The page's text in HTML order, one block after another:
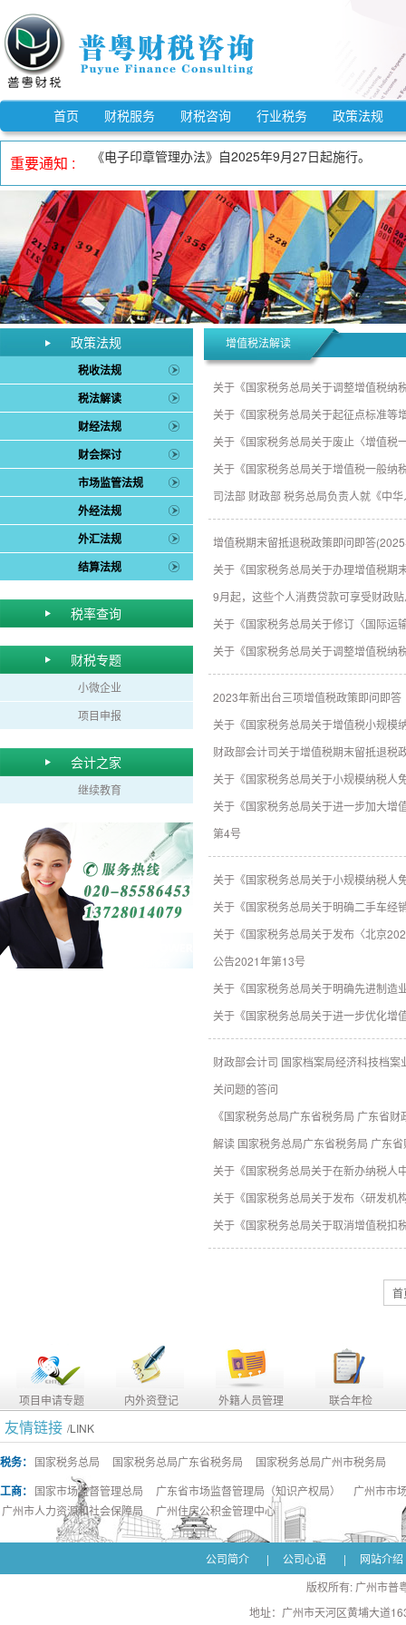
首页 财税服务 财税咨询 行业税务 政策法规
重要通知 :
《市场监督管理信用修复管理办法》自2025年12月25
《中华人民共和国反不正当竞争法》自2025年10月15
自2023年1月1日至2027年12月31日，适用3%预征率
《电子印章管理办法》自2025年9月27日起施行。
自2023年1月1日至2027年12月31日，增值税小规模
自2023年1月1日至2027年12月31日，对月销售额10
《欠税公告办法》自2026年3月1日起施行。
《中华人民共和国增值税法实施条例》自2026年1月1日
自2023年1月1日至2027年12月31日，允许先进制造业
《中华人民共和国增值税法》自2026年1月1日起施行。
《市场监督管理信用修复管理办法》自2025年12月25
《中华人民共和国反不正当竞争法》自2025年10月15
政策法规
税收法规
税法解读
财经法规
财会探讨
市场监管法规
外经法规
外汇法规
结算法规
税率查询
财税专题
小微企业
项目申报
会计之家
继续教育
增值税法解读
关于《国家税务总局关于调整增值税纳
关于《国家税务总局关于起征点标准等
关于《国家税务总局关于废止〈增值税
关于《国家税务总局关于增值税一般纳
司法部 财政部 税务总局负责人就《中
增值税期末留抵退税政策即问即答
关于《国家税务总局关于办理增值税期
9月起，这些个人消费贷款可享受财政
关于《国家税务总局关于修订〈国际运
关于《国家税务总局关于调整增值税纳
2023年新出台三项增值税政策即问即答
关于《国家税务总局关于增值税小规模
财政部会计司关于增值税期末留抵退税
关于《国家税务总局关于小规模纳税人
关于《国家税务总局关于进一步加大增
第4号
关于《国家税务总局关于小规模纳税人
关于《国家税务总局关于明确二手车经
关于《国家税务总局关于发布〈北京
公告2021年第13号
关于《国家税务总局关于明确先进制造
关于《国家税务总局关于进一步优化增
财政部会计司 国家档案局经济科技档
关问题的答问
《国家税务总局广东省税务局 广东省
解读 国家税务总局广东省税务局 广东
关于《国家税务总局关于在新办纳税人
关于《国家税务总局关于发布〈研发机
关于《国家税务总局关于取消增值税扣
项目申请专题 内外资登记 外籍人员管理 联合年检
友情链接 /LINK
税务： 国家税务总局 国家税务总局广东省税务局 国家税务总局广州市税务局
工商： 国家市场监督管理总局 广东省市场监督管理局（知识产权局）
广州市市
广州市人力资源和社会保障局
广州住房公积金管理中心
公司简介 | 公司心语 |
网站介绍
版权所有: 广州市普
地址：广州市天河区黄埔大道